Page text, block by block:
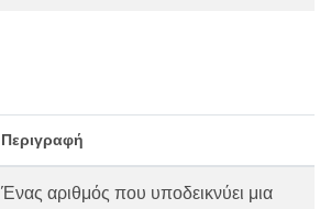
Περιγραφή
Ένας αριθμός που υποδεικνύει μια